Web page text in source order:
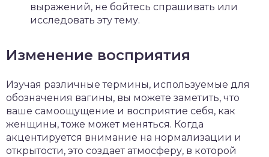
выражений, не бойтесь спрашивать или
исследовать эту тему.
Изменение восприятия
Изучая различные термины, используемые для
обозначения вагины, вы можете заметить, что
ваше самоощущение и восприятие себя, как
женщины, тоже может меняться. Когда
акцентируется внимание на нормализации и
открытости, это создает атмосферу, в которой